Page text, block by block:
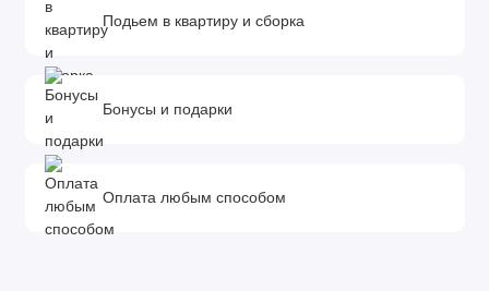
Подьем в квартиру и сборка
Бонусы и подарки
Оплата любым способом